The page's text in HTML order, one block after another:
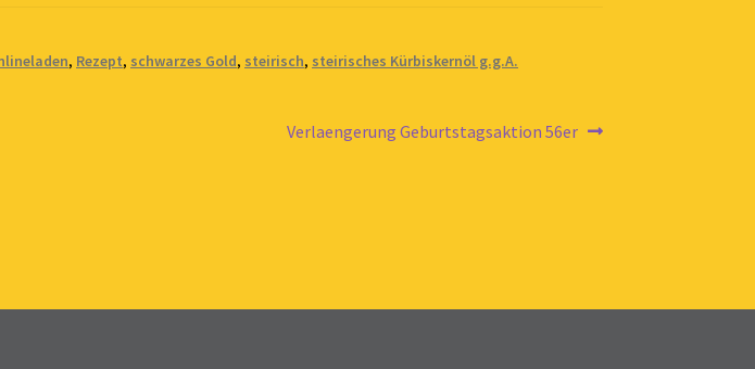
, Rezept, schwarzes Gold, steirisch, steirisches Kürbiskernöl g.g.A.
Nächster
Verlaengerung Geburtstagsaktion 56er